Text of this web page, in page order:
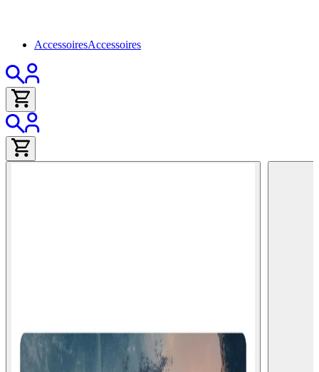
AccessoiresAccessoires